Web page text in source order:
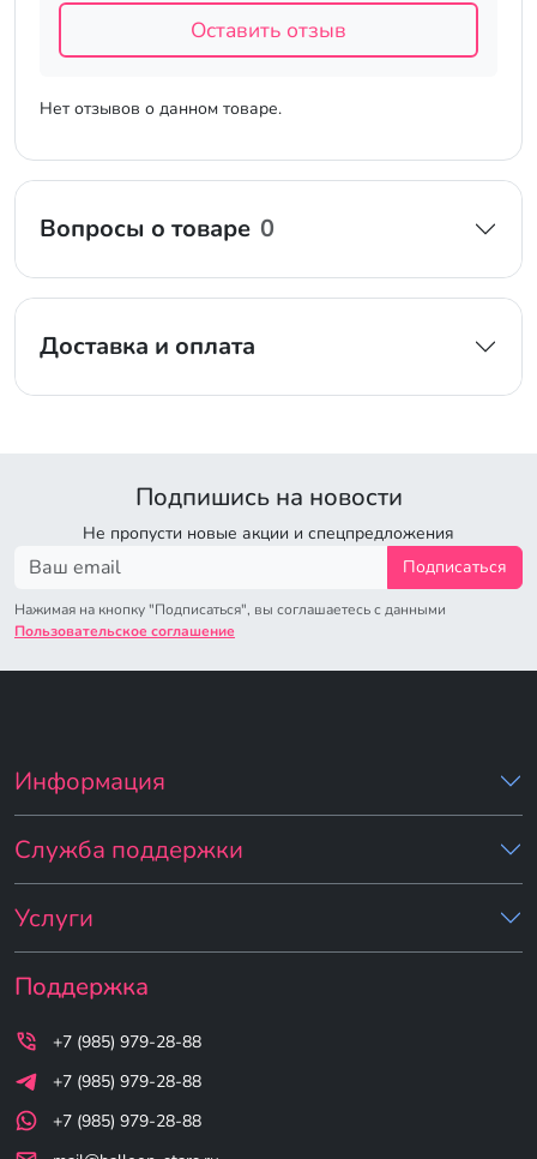
Нет отзывов о данном товаре.
Оставить отзыв
Вопросы о товаре 0
Доставка и оплата
Подпишись на новости
Не пропусти новые акции и спецпредложения
Подписаться
Нажимая на кнопку "Подписаться", вы соглашаетесь с данными
Пользовательское соглашение
Информация
Служба поддержки
Услуги
Поддержка
+7 (985) 979-28-88
+7 (985) 979-28-88
+7 (985) 979-28-88